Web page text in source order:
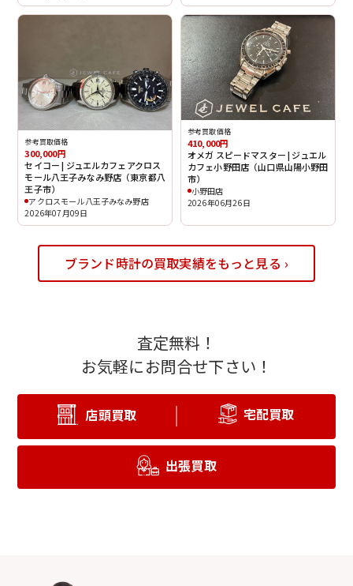
参考買取価格
300,000円
セイコー | ジュエルカフェアクロス
モール八王子みなみ野店（東京都八
王子市）
アクロスモール八王子みなみ野店
2026年07月09日
参考買取価格
410,000円
オメガ スピードマスター | ジュエル
カフェ小野田店（山口県山陽小野田
市）
小野田店
2026年06月26日
ブランド時計の買取実績をもっと見る ›
査定無料！
お気軽にお問合せ下さい！
店頭買取 宅配買取
出張買取